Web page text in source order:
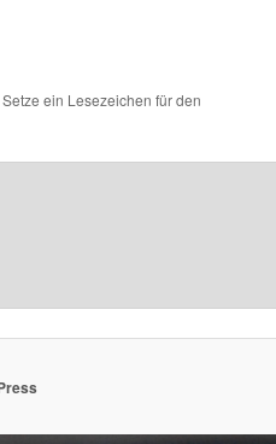
ein Lesezeichen für den